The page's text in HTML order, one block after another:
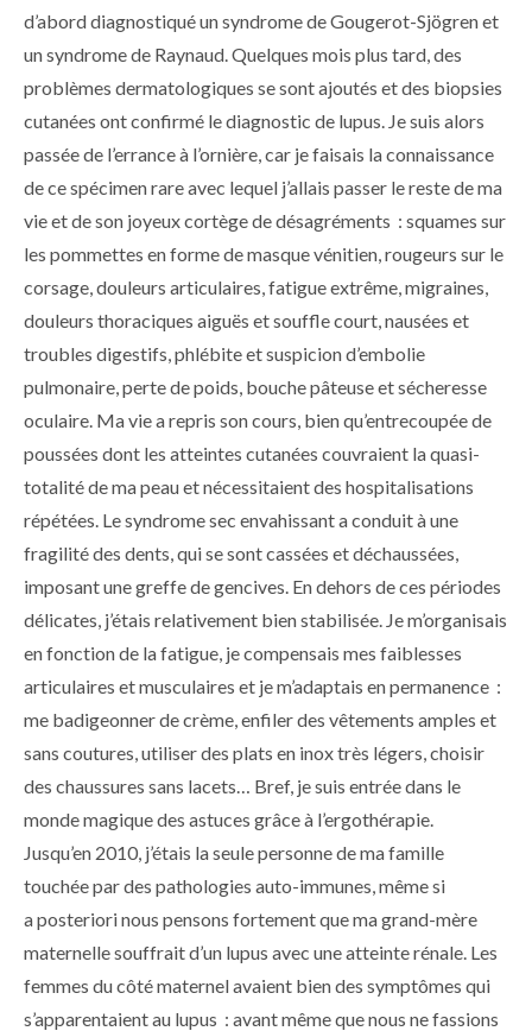
d’abord diagnostiqué un syndrome de Gougerot-Sjögren et
un syndrome de Raynaud. Quelques mois plus tard, des
problèmes dermatologiques se sont ajoutés et des biopsies
cutanées ont confirmé le diag­nostic de lupus. Je suis alors
passée de l’errance à l’ornière, car je faisais la connaissance
de ce spécimen rare avec lequel j’allais passer le reste de ma
vie et de son joyeux cortège de désagréments : squames sur
les pommettes en forme de masque vénitien, rougeurs sur le
corsage, douleurs articulaires, fatigue extrême, migraines,
douleurs thoraciques aiguës et souffle court, nausées et
troubles digestifs, phlébite et suspicion d’embolie
pulmonaire, perte de poids, bouche pâteuse et sécheresse
oculaire. Ma vie a repris son cours, bien qu’entrecoupée de
poussées dont les atteintes cutanées couvraient la quasi-
totalité de ma peau et nécessitaient des hospitalisations
répétées. Le syndrome sec envahissant a conduit à une
fragilité des dents, qui se sont cassées et déchaussées,
imposant une greffe de gencives. En dehors de ces périodes
délicates, j’étais relativement bien stabilisée. Je m’organisais
en fonction de la fatigue, je compensais mes faiblesses
articulaires et musculaires et je m’adaptais en permanence :
me badigeonner de crème, enfiler des vêtements amples et
sans coutures, utiliser des plats en inox très légers, choisir
des chaussures sans lacets… Bref, je suis entrée dans le
monde magique des astuces grâce à l’ergothérapie.
Jusqu’en 2010, j’étais la seule personne de ma famille
touchée par des pathologies auto-immunes, même si
a posteriori nous pensons fortement que ma grand-mère
maternelle souffrait d’un lupus avec une atteinte rénale. Les
femmes du côté maternel avaient bien des symptômes qui
s’apparentaient au lupus : avant même que nous ne fassions